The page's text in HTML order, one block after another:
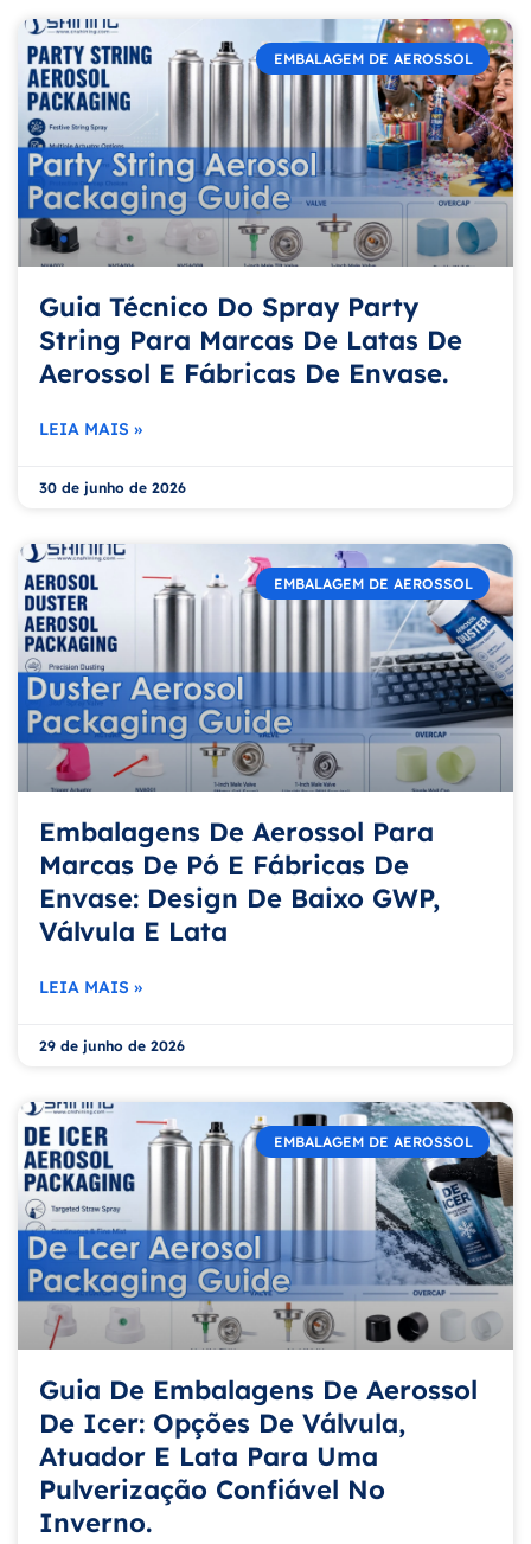
EMBALAGEM DE AEROSSOL
Guia Técnico Do Spray Party
String Para Marcas De Latas De
Aerossol E Fábricas De Envase.
LEIA MAIS »
30 de junho de 2026
EMBALAGEM DE AEROSSOL
Embalagens De Aerossol Para
Marcas De Pó E Fábricas De
Envase: Design De Baixo GWP,
Válvula E Lata
LEIA MAIS »
29 de junho de 2026
EMBALAGEM DE AEROSSOL
Guia De Embalagens De Aerossol
De Icer: Opções De Válvula,
Atuador E Lata Para Uma
Pulverização Confiável No
Inverno.